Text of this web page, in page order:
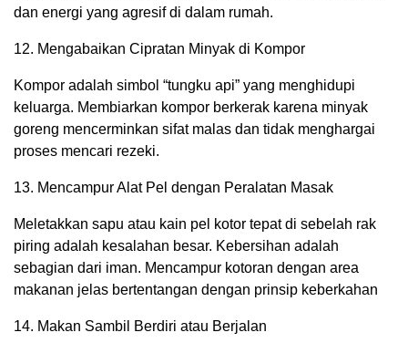
dan energi yang agresif di dalam rumah.
12. Mengabaikan Cipratan Minyak di Kompor
Kompor adalah simbol “tungku api” yang menghidupi
keluarga. Membiarkan kompor berkerak karena minyak
goreng mencerminkan sifat malas dan tidak menghargai
proses mencari rezeki.
13. Mencampur Alat Pel dengan Peralatan Masak
Meletakkan sapu atau kain pel kotor tepat di sebelah rak
piring adalah kesalahan besar. Kebersihan adalah
sebagian dari iman. Mencampur kotoran dengan area
makanan jelas bertentangan dengan prinsip keberkahan
14. Makan Sambil Berdiri atau Berjalan